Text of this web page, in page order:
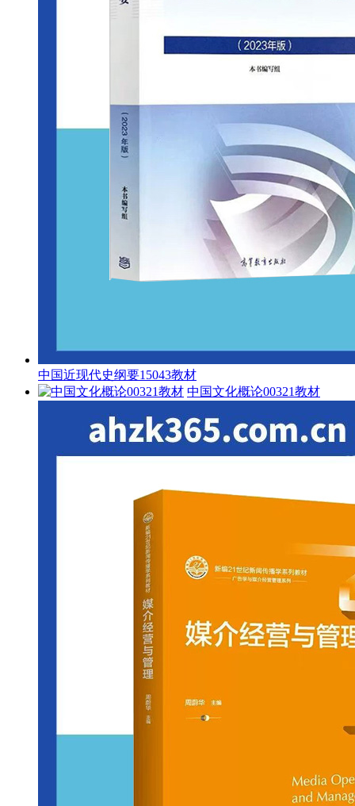
中国近现代史纲要15043教材
中国文化概论00321教材